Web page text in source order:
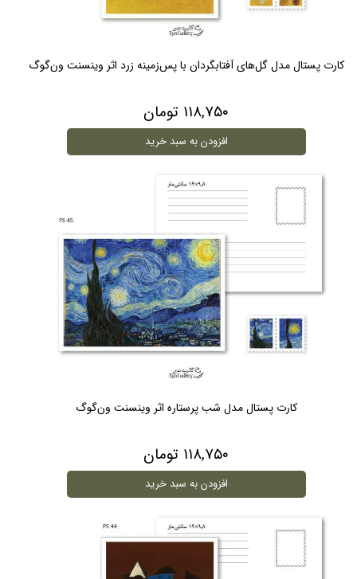
کارت پستال مدل گل‌های آفتابگردان با پس‌زمینه زرد اثر وینسنت ون‌گوگ
۱۱۸,۷۵۰ تومان
افزودن به سبد خرید
کارت پستال مدل شب پرستاره اثر وینسنت ون‌گوگ
۱۱۸,۷۵۰ تومان
افزودن به سبد خرید